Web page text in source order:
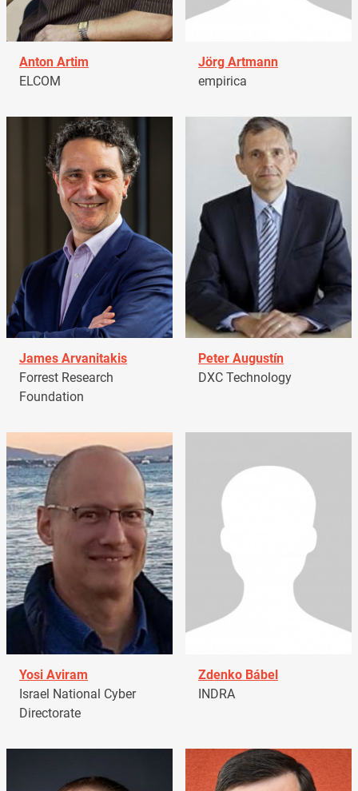
Anton Artim
ELCOM
Jörg Artmann
empirica
James Arvanitakis
Forrest Research
Foundation
Peter Augustín
DXC Technology
Yosi Aviram
Israel National Cyber
Directorate
Zdenko Bábel
INDRA